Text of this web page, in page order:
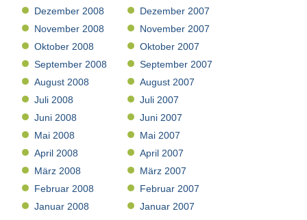
Dezember 2008
November 2008
Oktober 2008
September 2008
August 2008
Juli 2008
Juni 2008
Mai 2008
April 2008
März 2008
Februar 2008
Januar 2008
Dezember 2007
November 2007
Oktober 2007
September 2007
August 2007
Juli 2007
Juni 2007
Mai 2007
April 2007
März 2007
Februar 2007
Januar 2007